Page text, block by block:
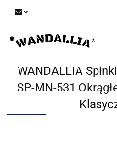
WANDALLIA
SP-MN-531